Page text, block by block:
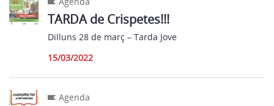
TARDA de Crispetes!!!
Dilluns 28 de març – Tarda Jove
15/03/2022
Agenda